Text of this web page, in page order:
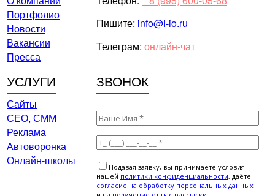
Портфолио
Новости
Вакансии
Пресса
Пишите: info@l-io.ru
Телеграм: онлайн-чат
УСЛУГИ ЗВОНОК
Сайты
СЕО, СММ
Реклама
Автоворонка
Онлайн-школы
Подавая заявку, вы принимаете условия
нашей политики конфиденциальности, даёте
cогласие на обработку персональных данных